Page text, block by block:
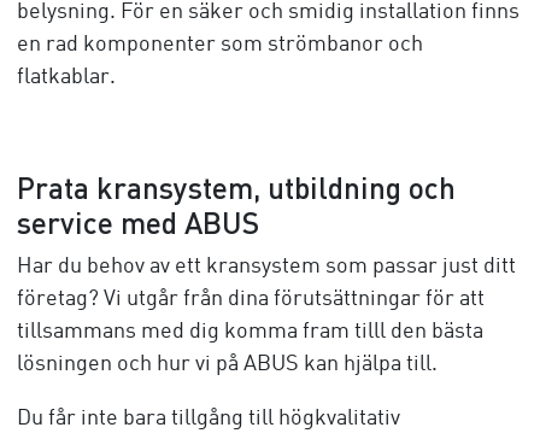
belysning. För en säker och smidig installation finns
en rad komponenter som strömbanor och
flatkablar.
Prata kransystem, utbildning och
service med ABUS
Har du behov av ett kransystem som passar just ditt
företag? Vi utgår från dina förutsättningar för att
tillsammans med dig komma fram tilll den bästa
lösningen och hur vi på ABUS kan hjälpa till.
Du får inte bara tillgång till högkvalitativ